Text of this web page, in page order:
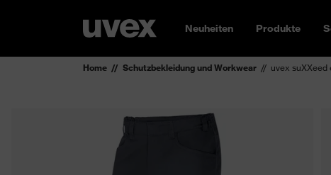
Neuheiten Produkte
Home Schutzbekleidung und Workwear uvex suXXeed